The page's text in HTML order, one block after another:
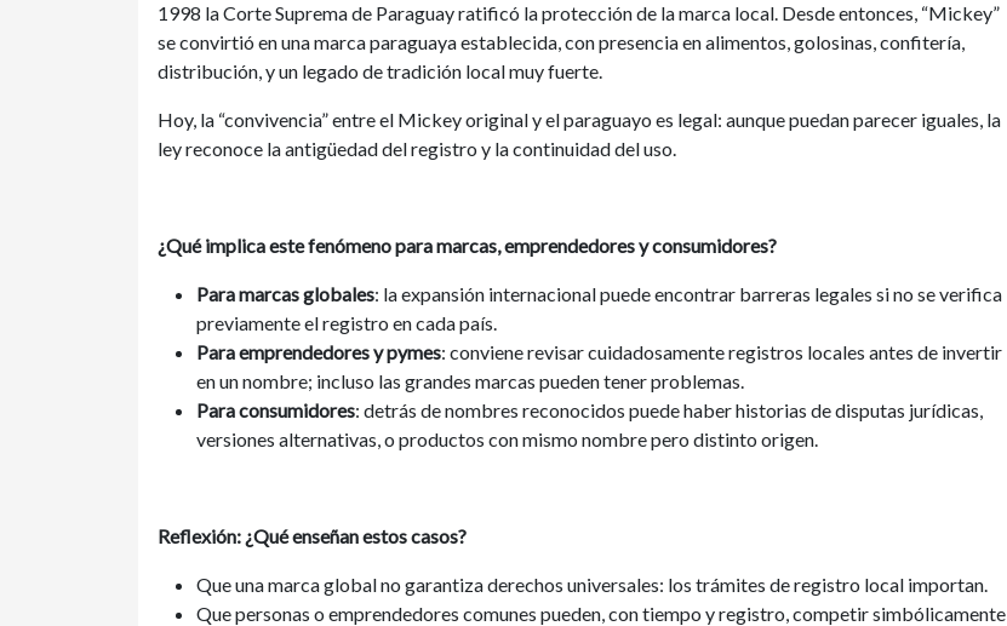
1998 la Corte Suprema de Paraguay ratificó la protección de la marca local. Desde entonces, “Mickey”
se convirtió en una marca paraguaya establecida, con presencia en alimentos, golosinas, confitería,
distribución, y un legado de tradición local muy fuerte.
Hoy, la “convivencia” entre el Mickey original y el paraguayo es legal: aunque puedan parecer iguales, la
ley reconoce la antigüedad del registro y la continuidad del uso.
¿Qué implica este fenómeno para marcas, emprendedores y consumidores?
Para marcas globales: la expansión internacional puede encontrar barreras legales si no se verifica
previamente el registro en cada país.
Para emprendedores y pymes: conviene revisar cuidadosamente registros locales antes de invertir
en un nombre; incluso las grandes marcas pueden tener problemas.
Para consumidores: detrás de nombres reconocidos puede haber historias de disputas jurídicas,
versiones alternativas, o productos con mismo nombre pero distinto origen.
Reflexión: ¿Qué enseñan estos casos?
Que una marca global no garantiza derechos universales: los trámites de registro local importan.
Que personas o emprendedores comunes pueden, con tiempo y registro, competir simbólicamente